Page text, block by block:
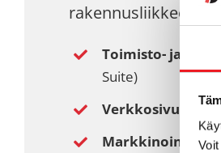
rakennusliikkeestä,
Toimisto- ja
Suite)
Verkkosivut ja